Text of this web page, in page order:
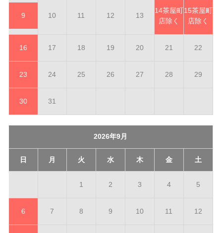
9 10 11 12 13
14茶屋町
店除く
15茶屋町
店除く
16 17 18 19 20 21 22
23 24 25 26 27 28 29
30 31
2026年9月
日 月 火 水 木 金 土
1 2 3 4 5
6 7 8 9 10 11 12